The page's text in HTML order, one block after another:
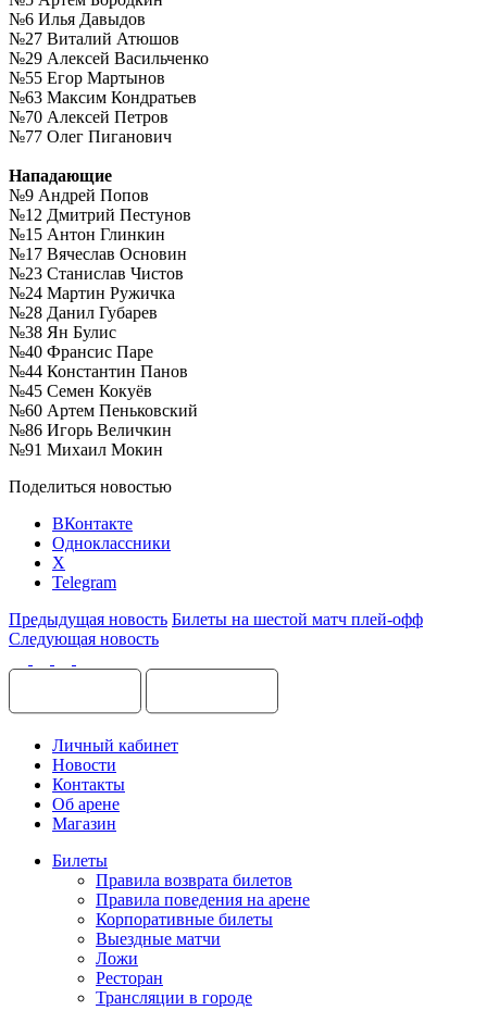
№6 Илья Давыдов
№27 Виталий Атюшов
№29 Алексей Васильченко
№55 Егор Мартынов
№63 Максим Кондратьев
№70 Алексей Петров
№77 Олег Пиганович
Нападающие
№9 Андрей Попов
№12 Дмитрий Пестунов
№15 Антон Глинкин
№17 Вячеслав Основин
№23 Станислав Чистов
№24 Мартин Ружичка
№28 Данил Губарев
№38 Ян Булис
№40 Франсис Паре
№44 Константин Панов
№45 Семен Кокуёв
№60 Артем Пеньковский
№86 Игорь Величкин
№91 Михаил Мокин
Поделиться новостью
ВКонтакте
Одноклассники
X
Telegram
Предыдущая новость Билеты на шестой матч плей-офф
Следующая новость
Личный кабинет
Новости
Контакты
Об арене
Магазин
Билеты
Правила возврата билетов
Правила поведения на арене
Корпоративные билеты
Выездные матчи
Ложи
Ресторан
Трансляции в городе